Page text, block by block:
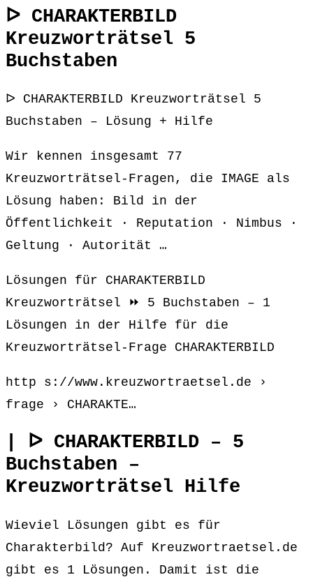
ᐅ CHARAKTERBILD
Kreuzworträtsel 5
Buchstaben
ᐅ CHARAKTERBILD Kreuzworträtsel 5
Buchstaben – Lösung + Hilfe
Wir kennen insgesamt 77
Kreuzworträtsel-Fragen, die IMAGE als
Lösung haben: Bild in der
Öffentlichkeit · Reputation · Nimbus ·
Geltung · Autorität …
Lösungen für CHARAKTERBILD
Kreuzworträtsel ⏩ 5 Buchstaben – 1
Lösungen in der Hilfe für die
Kreuzworträtsel-Frage CHARAKTERBILD
http s://www.kreuzwortraetsel.de ›
frage › CHARAKTE…
| ᐅ CHARAKTERBILD – 5
Buchstaben –
Kreuzworträtsel Hilfe
Wieviel Lösungen gibt es für
Charakterbild? Auf Kreuzwortraetsel.de
gibt es 1 Lösungen. Damit ist die